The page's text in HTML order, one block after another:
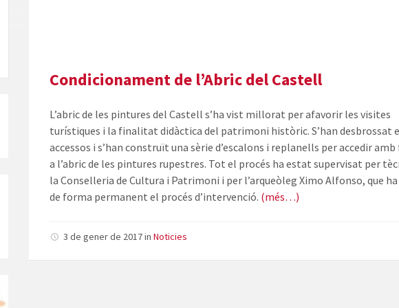
Condicionament de l’Abric del Castell
L’abric de les pintures del Castell s’ha vist millorat per afavorir les visites
turístiques i la finalitat didàctica del patrimoni històric. S’han desbrossat
accessos i s’han construït una sèrie d’escalons i replanells per accedir
a l’abric de les pintures rupestres. Tot el procés ha estat supervisat per
la Conselleria de Cultura i Patrimoni i per l’arqueòleg Ximo Alfonso, que
de forma permanent el procés d’intervenció. (més…)
3 de gener de 2017inNoticies